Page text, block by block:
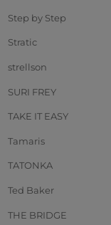
Step by Step
Stratic
strellson
SURI FREY
TAKE IT EASY
Tamaris
TATONKA
Ted Baker
THE BRIDGE